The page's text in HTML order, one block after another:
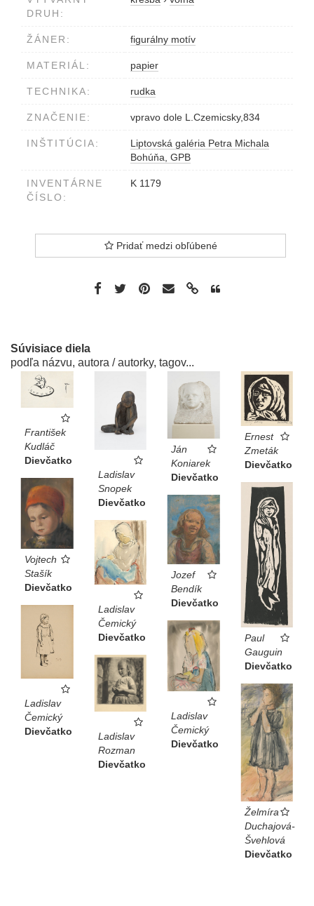
DRUH:
ŽÁNER: figurálny motív
MATERIÁL: papier
TECHNIKA: rudka
ZNAČENIE: vpravo dole L.Czemicsky,834
INŠTITÚCIA:
Liptovská galéria Petra Michala
Bohúňa, GPB
INVENTÁRNE
ČÍSLO:
K 1179
Pridať medzi obľúbené
Súvisiace diela
podľa názvu, autora / autorky, tagov...
František
Kudláč
Dievčatko
Ladislav
Snopek
Dievčatko
Ján
Koniarek
Dievčatko
Ernest
Zmeták
Dievčatko
Vojtech
Stašík
Dievčatko
Paul
Gauguin
Dievčatko
Jozef
Bendík
Dievčatko
Ladislav
Čemický
Dievčatko
Ladislav
Čemický
Dievčatko
Ladislav
Čemický
Dievčatko
Ladislav
Rozman
Dievčatko
Želmíra
Duchajová-
Švehlová
Dievčatko